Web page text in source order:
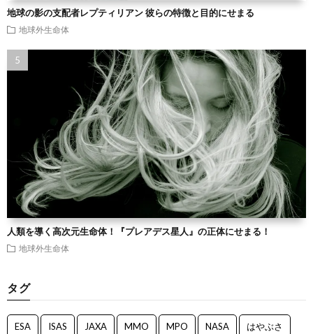
地球の影の支配者レプティリアン 彼らの特徴と目的にせまる
地球外生命体
人類を導く高次元生命体！『プレアデス星人』の正体にせまる！
地球外生命体
タグ
ESA ISAS JAXA MMO MPO NASA はやぶさ